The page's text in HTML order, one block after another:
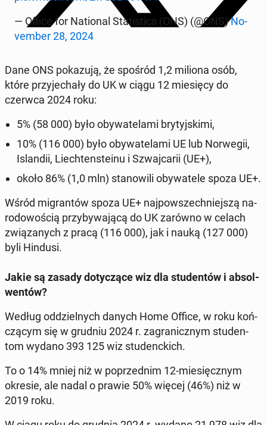
— Office for Na­tio­nal Sta­ti­stics (ONS) (@ONS)No­
vem­ber 28, 2024
Dane ONS po­ka­zu­ją, że spośród 1,2 miliona osób,
które przy­je­cha­ły do UK w ciągu 12 mie­się­cy do
czerwca 2024 roku:
5% (58 000) było oby­wa­te­la­mi bry­tyj­ski­mi,
10% (116 000) było oby­wa­te­la­mi UE lub Nor­we­gii,
Is­lan­dii, Liech­ten­ste­inu i Szwaj­ca­rii (UE+),
około 86% (1,0 mln) sta­no­wi­li oby­wa­te­le spoza UE+.
Wśród mi­gran­tów spoza UE+ naj­pow­szech­niej­szą na­
ro­do­wo­ścią przy­by­wa­ją­cą do UK zarówno w celach
zwią­za­nych z pracą (116 000), jak i nauką (127 000)
byli Hindusi.
Jakie są zasady do­ty­czą­ce wiz dla stu­den­tów i ab­sol­
wen­tów?
Według od­dziel­nych danych Home Office, w roku koń­
czą­cym się w grudniu 2024 r. za­gra­nicz­nym stu­den­
tom wydano 393 125 wiz stu­denc­kich.
To o 14% mniej niż w po­przed­nim 12-mie­sięcz­nym
okresie, ale nadal o prawie 50% więcej (46%) niż w
2019 roku.